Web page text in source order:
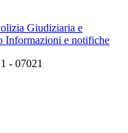
Giudiziaria e
Informazioni e notifiche
- 07021